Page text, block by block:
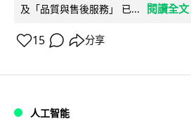
及「品質與售後服務」 已...
閱讀全文
15 分享
人工智能